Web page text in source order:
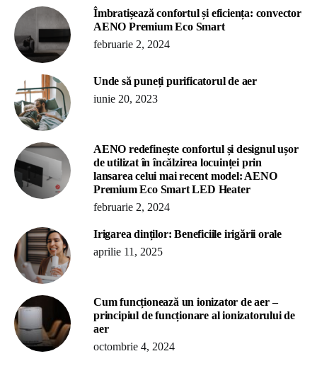
Îmbratișează confortul și eficiența: convector
AENO Premium Eco Smart
februarie 2, 2024
Unde să puneți purificatorul de aer
iunie 20, 2023
AENO redefinește confortul și designul ușor
de utilizat în încălzirea locuinței prin
lansarea celui mai recent model: AENO
Premium Eco Smart LED Heater
februarie 2, 2024
Irigarea dinților: Beneficiile irigării orale
aprilie 11, 2025
Cum funcționează un ionizator de aer –
principiul de funcționare al ionizatorului de
aer
octombrie 4, 2024